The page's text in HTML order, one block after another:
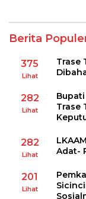
Berita
375
Lihat
Trase
282
Lihat
Trase
282
Lihat
Adat-
201
Lihat